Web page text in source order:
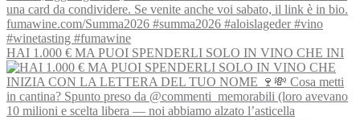
HAI 1.000 € MA PUOI SPENDERLI SOLO IN VINO CHE INI